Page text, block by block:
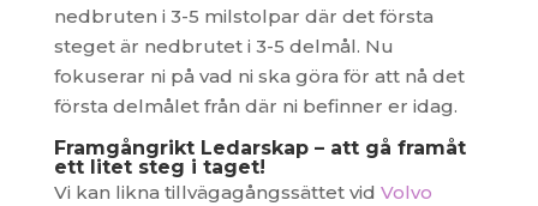
nedbruten i 3-5 milstolpar där det första
steget är nedbrutet i 3-5 delmål. Nu
fokuserar ni på vad ni ska göra för att nå det
första delmålet från där ni befinner er idag.
Framgångrikt Ledarskap – att gå framåt
ett litet steg i taget!
Vi kan likna tillvägagångssättet vid Volvo